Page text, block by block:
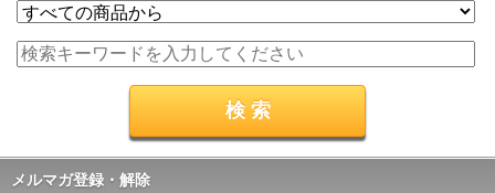
メルマガ登録・解除